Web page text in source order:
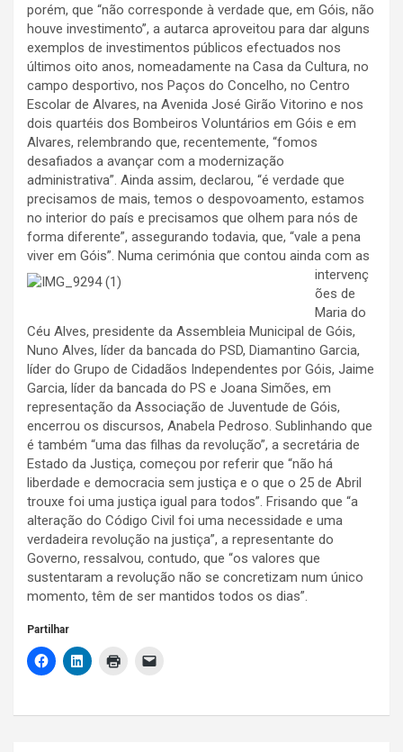
porém, que “não corresponde à verdade que, em Góis, não
houve investimento”, a autarca aproveitou para dar alguns
exemplos de investimentos públicos efectuados nos
últimos oito anos, nomeadamente na Casa da Cultura, no
campo desportivo, nos Paços do Concelho, no Centro
Escolar de Alvares, na Avenida José Girão Vitorino e nos
dois quartéis dos Bombeiros Voluntários em Góis e em
Alvares, relembrando que, recentemente, “fomos
desafiados a avançar com a modernização
administrativa”. Ainda assim, declarou, “é verdade que
precisamos de mais, temos o despovoamento, estamos
no interior do país e precisamos que olhem para nós de
forma diferente”, assegurando todavia, que, “vale a pena
viver em Góis”. Numa cerimónia que contou ainda com as
intervenç
ões de
Maria do
Céu Alves, presidente da Assembleia Municipal de Góis,
Nuno Alves, líder da bancada do PSD, Diamantino Garcia,
líder do Grupo de Cidadãos Independentes por Góis, Jaime
Garcia, líder da bancada do PS e Joana Simões, em
representação da Associação de Juventude de Góis,
encerrou os discursos, Anabela Pedroso. Sublinhando que
é também “uma das filhas da revolução”, a secretária de
Estado da Justiça, começou por referir que “não há
liberdade e democracia sem justiça e o que o 25 de Abril
trouxe foi uma justiça igual para todos”. Frisando que “a
alteração do Código Civil foi uma necessidade e uma
verdadeira revolução na justiça”, a representante do
Governo, ressalvou, contudo, que “os valores que
sustentaram a revolução não se concretizam num único
momento, têm de ser mantidos todos os dias”.
Partilhar